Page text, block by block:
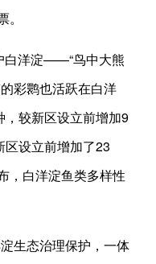
白洋淀——“鸟中大熊
彩鹮也活跃在白洋
较新区设立前增加9
设立前增加了23
，白洋淀鱼类多样性
生态治理保护，一体